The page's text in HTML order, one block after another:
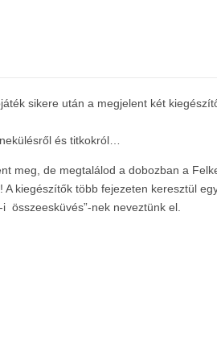
sikere után a megjelent két
és titkokról…
meg, de megtalálod a dobozban a
kiegészítők több fejezeten keresztül
összeesküvés”-nek neveztünk el.